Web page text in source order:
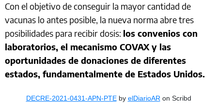
Con el objetivo de conseguir la mayor cantidad de
vacunas lo antes posible, la nueva norma abre tres
posibilidades para recibir dosis: los convenios con
laboratorios, el mecanismo COVAX y las
oportunidades de donaciones de diferentes
estados, fundamentalmente de Estados Unidos.
DECRE-2021-0431-APN-PTEby elDiarioARon Scribd